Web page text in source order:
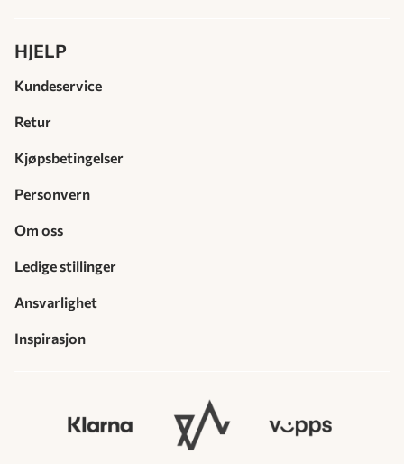
HJELP
Kundeservice
Retur
Kjøpsbetingelser
Personvern
Om oss
Ledige stillinger
Ansvarlighet
Inspirasjon